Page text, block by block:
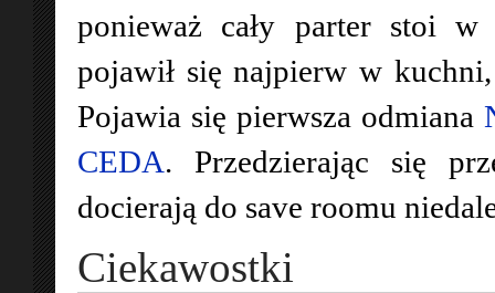
ponieważ cały parter stoi w
pojawił się najpierw w
Pojawia się pierwsza odmiana
CEDA. Przedzierając się
docierają do save roomu
Ciekawostki